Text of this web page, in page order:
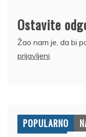
Ostavite
Žao nam je, da bi
prijavljeni.
POPULARNO